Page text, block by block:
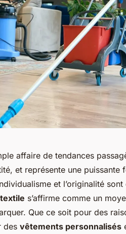
affaire de tendances
et représente une puissante
et l’originalité
s’affirme comme un
Que ce soit pour des
des vêtements personnalisés